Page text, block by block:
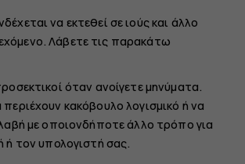
να εκτεθεί σε ιούς και άλλο
Λάβετε τις παρακάτω
όταν ανοίγετε μηνύματα.
κακόβουλο λογισμικό ή να
με οποιονδήποτε άλλο τρόπο για
ή τον υπολογιστή σας.